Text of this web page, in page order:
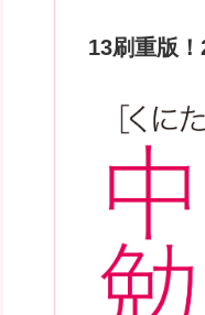
13刷重版！